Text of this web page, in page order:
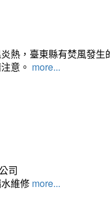
熱，臺東縣有焚風發
意。 more...
司
維修 more...